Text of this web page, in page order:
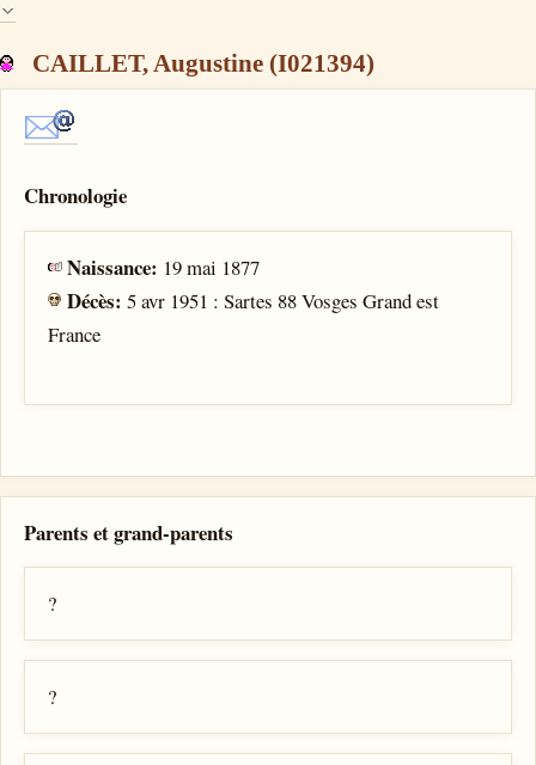
CAILLET, Augustine (I021394)
Chronologie
Naissance: 19 mai 1877
Décès:5 avr 1951 : Sartes 88 Vosges Grand est
France
Parents et grand-parents
?
?